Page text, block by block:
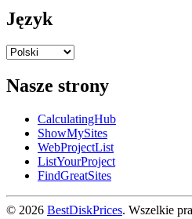
Język
Nasze strony
CalculatingHub
ShowMySites
WebProjectList
ListYourProject
FindGreatSites
© 2026 BestDiskPrices. Wszelkie